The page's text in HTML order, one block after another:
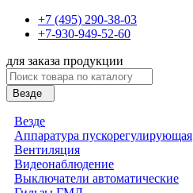
+7 (495) 290-38-03
+7-930-949-52-60
для заказа продукции
Везде
Везде
Аппаратура пускорегулирующая
Вентиляция
Видеонаблюдение
Выключатели автоматические